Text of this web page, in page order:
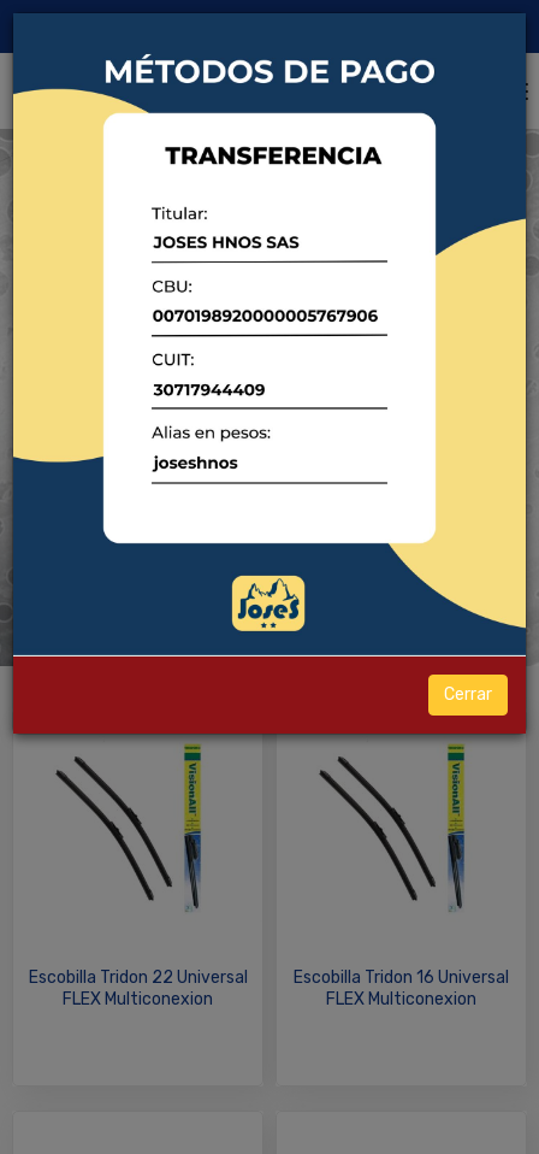
Escobilla Tridon 22 Universal
FLEX Multiconexion
Escobilla Tridon 16 Universal
FLEX Multiconexion
Cerrar